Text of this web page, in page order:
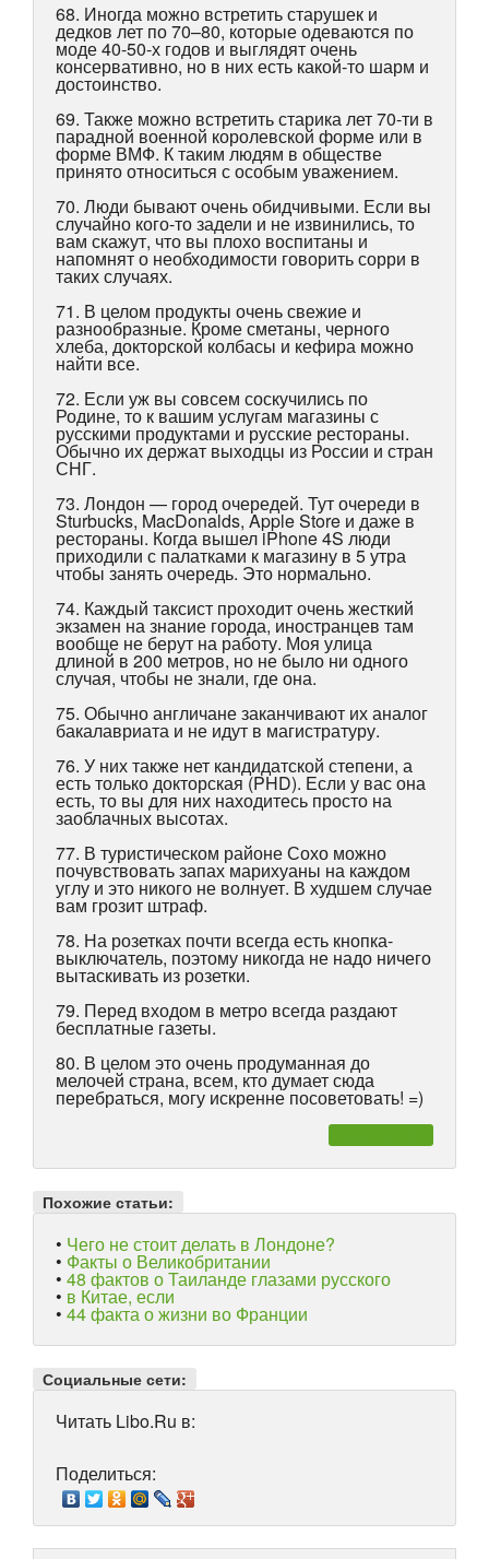
68. Иногда можно встретить старушек и
дедков лет по 70–80, которые одеваются по
моде 40-50-х годов и выглядят очень
консервативно, но в них есть какой-то шарм и
достоинство.
69. Также можно встретить старика лет 70-ти в
парадной военной королевской форме или в
форме ВМФ. К таким людям в обществе
принято относиться с особым уважением.
70. Люди бывают очень обидчивыми. Если вы
случайно кого-то задели и не извинились, то
вам скажут, что вы плохо воспитаны и
напомнят о необходимости говорить сорри в
таких случаях.
71. В целом продукты очень свежие и
разнообразные. Кроме сметаны, черного
хлеба, докторской колбасы и кефира можно
найти все.
72. Если уж вы совсем соскучились по
Родине, то к вашим услугам магазины с
русскими продуктами и русские рестораны.
Обычно их держат выходцы из России и стран
СНГ.
73. Лондон — город очередей. Тут очереди в
Sturbucks, MacDonalds, Apple Store и даже в
рестораны. Когда вышел iPhone 4S люди
приходили с палатками к магазину в 5 утра
чтобы занять очередь. Это нормально.
74. Каждый таксист проходит очень жесткий
экзамен на знание города, иностранцев там
вообще не берут на работу. Моя улица
длиной в 200 метров, но не было ни одного
случая, чтобы не знали, где она.
75. Обычно англичане заканчивают их аналог
бакалавриата и не идут в магистратуру.
76. У них также нет кандидатской степени, а
есть только докторская (PHD). Если у вас она
есть, то вы для них находитесь просто на
заоблачных высотах.
77. В туристическом районе Сохо можно
почувствовать запах марихуаны на каждом
углу и это никого не волнует. В худшем случае
вам грозит штраф.
78. На розетках почти всегда есть кнопка-
выключатель, поэтому никогда не надо ничего
вытаскивать из розетки.
79. Перед входом в метро всегда раздают
бесплатные газеты.
80. В целом это очень продуманная до
мелочей страна, всем, кто думает сюда
перебраться, могу искренне посоветовать! =)
Похожие статьи:
• Чего не стоит делать в Лондоне?
• Факты о Великобритании
• 48 фактов о Таиланде глазами русского
• в Китае, если
• 44 факта о жизни во Франции
Социальные сети:
Читать Libo.Ru в:
Поделиться: